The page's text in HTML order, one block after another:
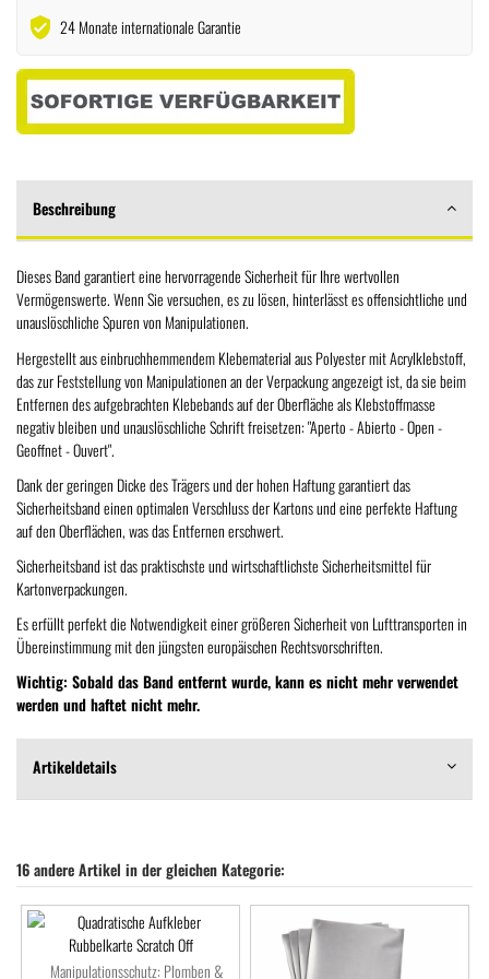
verified_user 24 Monate internationale Garantie
Beschreibung
Dieses Band garantiert eine hervorragende Sicherheit für Ihre wertvollen
Vermögenswerte. Wenn Sie versuchen, es zu lösen, hinterlässt es offensichtliche und
unauslöschliche Spuren von Manipulationen.
Hergestellt aus einbruchhemmendem Klebematerial aus Polyester mit Acrylklebstoff,
das zur Feststellung von Manipulationen an der Verpackung angezeigt ist, da sie beim
Entfernen des aufgebrachten Klebebands auf der Oberfläche als Klebstoffmasse
negativ bleiben und unauslöschliche Schrift freisetzen: "Aperto - Abierto - Open -
Geoffnet - Ouvert".
Dank der geringen Dicke des Trägers und der hohen Haftung garantiert das
Sicherheitsband einen optimalen Verschluss der Kartons und eine perfekte Haftung
auf den Oberflächen, was das Entfernen erschwert.
Sicherheitsband ist das praktischste und wirtschaftlichste Sicherheitsmittel für
Kartonverpackungen.
Es erfüllt perfekt die Notwendigkeit einer größeren Sicherheit von Lufttransporten in
Übereinstimmung mit den jüngsten europäischen Rechtsvorschriften.
Wichtig: Sobald das Band entfernt wurde, kann es nicht mehr verwendet
werden und haftet nicht mehr.
Artikeldetails
16 andere Artikel in der gleichen Kategorie:
Manipulationsschutz: Plomben &